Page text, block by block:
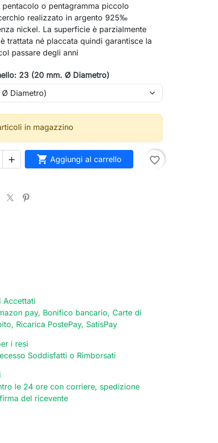
pentacolo o pentagramma piccolo
realizzato in argento 925‰
nickel. La superficie è parzialmente
trattata né placcata quindi garantisce la
passare degli anni
23 (20 mm. Ø Diametro)
in magazzino
  Aggiungi al carrello favorite_border
Accettati
pay, Bonifico bancario, Carte di
Ricarica PostePay, SatisPay
i resi
Soddisfatti o Rimborsati
le 24 ore con corriere, spedizione
del ricevente